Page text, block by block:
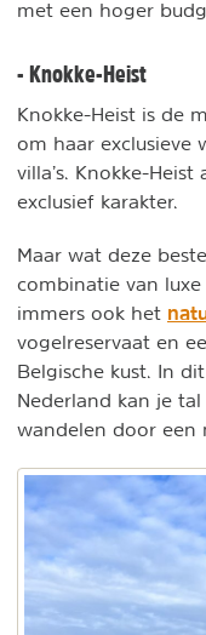
met een hoger
- Knokke-Heist
Knokke-Heist is de
om haar exclusieve
villa’s. Knokke-
exclusief karakter.
Maar wat deze
combinatie van
immers ook het
vogelreservaat en
Belgische kust. In
Nederland kan je
wandelen door een